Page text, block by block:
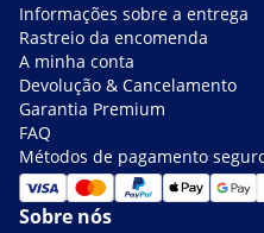
Informações sobre a entrega
Rastreio da encomenda
A minha conta
Devolução & Cancelamento
Garantia Premium
FAQ
Métodos de pagamento
Sobre nós